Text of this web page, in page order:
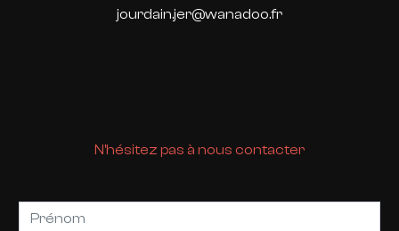
jourdain.jer@wanadoo.fr
N'hésitez pas à nous contacter